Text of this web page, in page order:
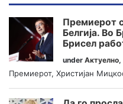
Премиерот
Белгија. Во
Брисел
under Актуелно,
Премиерот, Христијан